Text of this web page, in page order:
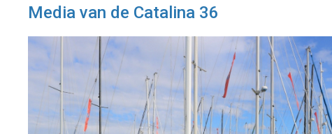
Media van de Catalina 36